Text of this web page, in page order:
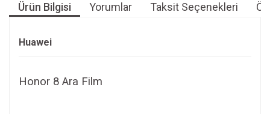
Ürün Bilgisi Yorumlar Taksit Seçenekleri
Huawei
Honor 8 Ara Film